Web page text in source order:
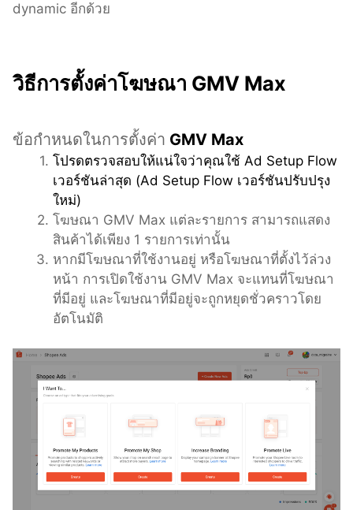
dynamic อีกด้วย
วิธีการตั้งค่าโฆษณา GMV Max
ข้อกำหนดในการตั้งค่า GMV Max
โปรดตรวจสอบให้แน่ใจว่าคุณใช้ Ad Setup Flow
เวอร์ชันล่าสุด (Ad Setup Flow เวอร์ชันปรับปรุง
ใหม่)
โฆษณา GMV Max แต่ละรายการ สามารถแสดง
สินค้าได้เพียง 1 รายการเท่านั้น
หากมีโฆษณาที่ใช้งานอยู่ หรือโฆษณาที่ตั้งไว้ล่วง
หน้า การเปิดใช้งาน GMV Max จะแทนที่โฆษณา
ที่มีอยู่ และโฆษณาที่มีอยู่จะถูกหยุดชั่วคราวโดย
อัตโนมัติ